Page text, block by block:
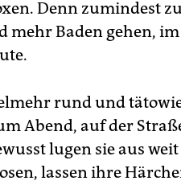
Denn zumindest
Baden gehen, im
rund und
Abend, auf der
lugen sie aus weit
lassen ihre